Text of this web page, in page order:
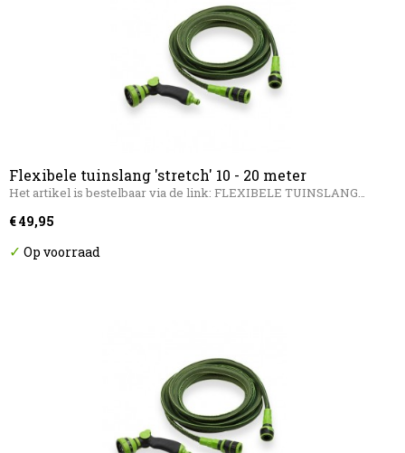
Flexibele tuinslang 'stretch' 10 - 20 meter
Het artikel is bestelbaar via de link: FLEXIBELE TUINSLANG…
€ 49,95
✓ Op voorraad